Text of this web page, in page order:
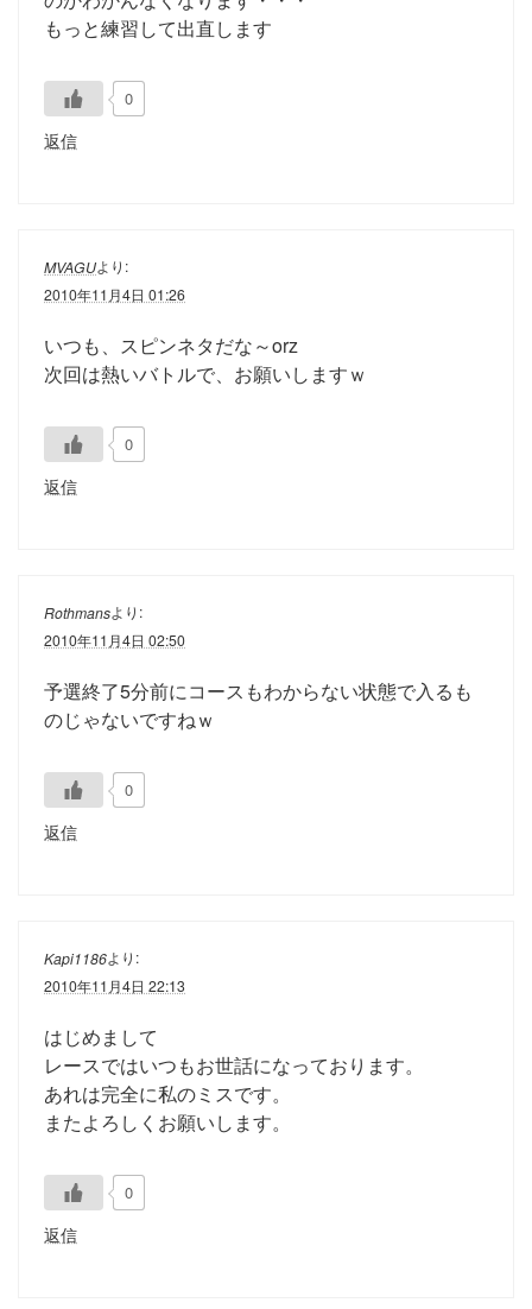
もっと練習して出直します
0
返信
MVAGUより:
2010年11月4日 01:26
いつも、スピンネタだな～orz
次回は熱いバトルで、お願いしますｗ
0
返信
Rothmansより:
2010年11月4日 02:50
予選終了5分前にコースもわからない状態で入るも
のじゃないですねｗ
0
返信
Kapi1186より:
2010年11月4日 22:13
はじめまして
レースではいつもお世話になっております。
あれは完全に私のミスです。
またよろしくお願いします。
0
返信